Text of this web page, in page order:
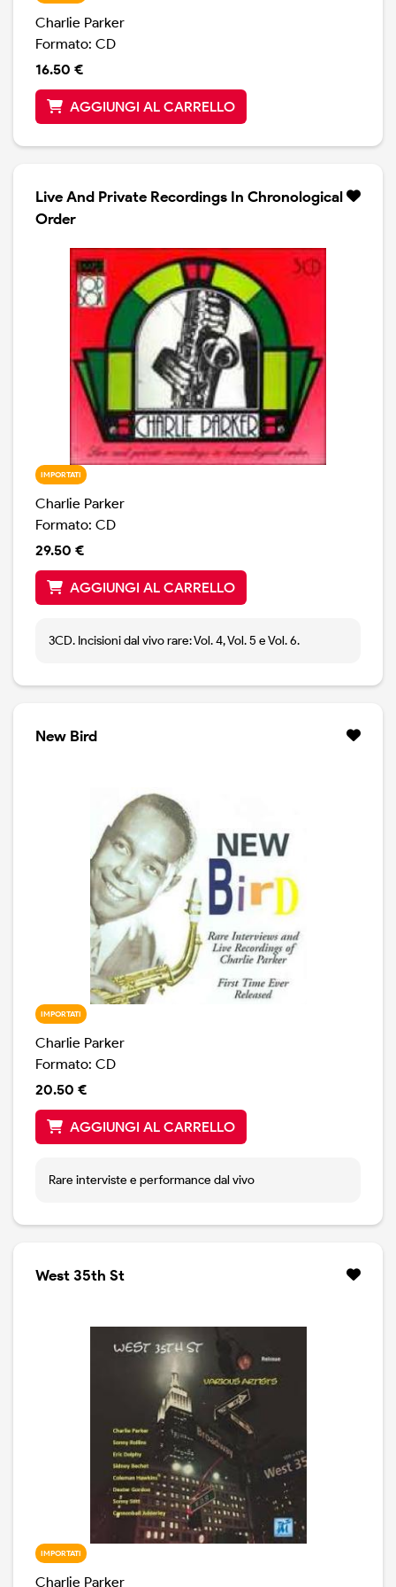
Charlie Parker
Formato: CD
16.50 €
AGGIUNGI AL CARRELLO
Live And Private Recordings In Chronological
Order
IMPORTATI
Charlie Parker
Formato: CD
29.50 €
AGGIUNGI AL CARRELLO
3CD. Incisioni dal vivo rare: Vol. 4, Vol. 5 e Vol. 6.
New Bird
IMPORTATI
Charlie Parker
Formato: CD
20.50 €
AGGIUNGI AL CARRELLO
Rare interviste e performance dal vivo
West 35th St
IMPORTATI
Charlie Parker